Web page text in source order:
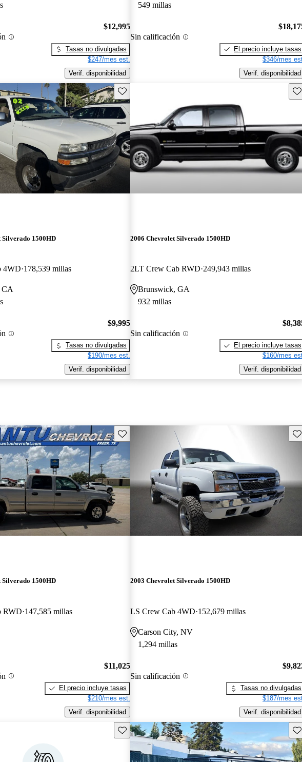
$12,995
Tasas no divulgadas
$247/mes est.
Verif. disponibilidad
549 millas
Sin calificación
El precio incluye tasas
$346/mes
Verif. disponibilidad
Guarda este Aviso
Silverado 1500HD
4WD 178,539 millas
CA
$9,995
Tasas no divulgadas
$190/mes est.
Verif. disponibilidad
2006 Chevrolet Silverado 1500HD
2LT Crew Cab RWD 249,943 millas
Brunswick, GA
932 millas
Sin calificación
El precio incluye tasas
$160/mes
Verif. disponibilidad
Guarda este Aviso
Silverado 1500HD
RWD 147,585 millas
$11,025
El precio incluye tasas
$210/mes est.
Verif. disponibilidad
2003 Chevrolet Silverado 1500HD
LS Crew Cab 4WD 152,679 millas
Carson City, NV
1,294 millas
Sin calificación
Tasas no divulgadas
$187/mes
Verif. disponibilidad
Guarda este Aviso